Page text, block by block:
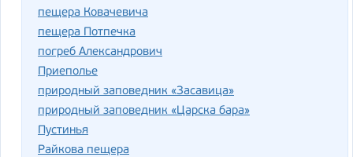
пещера Ковачевича
пещера Потпечка
погреб Александрович
Приеполье
природный заповедник «Засавица»
природный заповедник «Царска бара»
Пустинья
Райкова пещера